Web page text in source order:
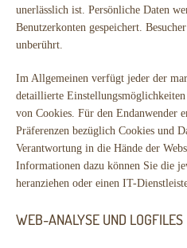
unerlässlich ist. Persönliche Daten
Benutzerkonten gespeichert.
unberührt.
Im Allgemeinen verfügt jeder der
detaillierte
von Cookies. Für den Endanwender
Präferenzen bezüglich Cookies und
Verantwortung in die Hände der
Informationen dazu können Sie die
heranziehen oder einen IT-
WEB-ANALYSE UND LOGFILES